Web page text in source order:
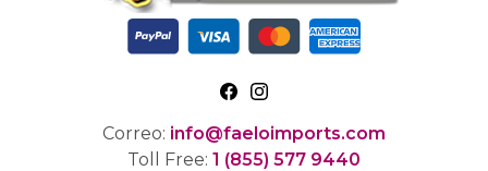
Correo: info@faeloimports.com
Toll Free: 1 (855) 577 9440